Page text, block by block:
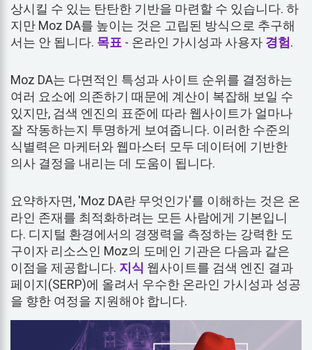
상시킬 수 있는 탄탄한 기반을 마련할 수 있습니다. 하
지만 Moz DA를 높이는 것은 고립된 방식으로 추구해
서는 안 됩니다. 목표 - 온라인 가시성과 사용자 경험.
Moz DA는 다면적인 특성과 사이트 순위를 결정하는
여러 요소에 의존하기 때문에 계산이 복잡해 보일 수
있지만, 검색 엔진의 표준에 따라 웹사이트가 얼마나
잘 작동하는지 투명하게 보여줍니다. 이러한 수준의
식별력은 마케터와 웹마스터 모두 데이터에 기반한
의사 결정을 내리는 데 도움이 됩니다.
요약하자면, 'Moz DA란 무엇인가'를 이해하는 것은 온
라인 존재를 최적화하려는 모든 사람에게 기본입니
다. 디지털 환경에서의 경쟁력을 측정하는 강력한 도
구이자 리소스인 Moz의 도메인 기관은 다음과 같은
이점을 제공합니다. 지식 웹사이트를 검색 엔진 결과
페이지(SERP)에 올려서 우수한 온라인 가시성과 성공
을 향한 여정을 지원해야 합니다.